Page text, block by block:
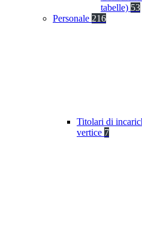
tabelle) 53
Personale 216
Titolari di
vertice 7